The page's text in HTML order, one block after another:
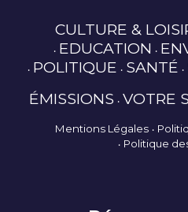
CULTURE &
EDUCATION
POLITIQUE SANTÉ
ÉMISSIONS VOTRE
Mentions Légales
Politique